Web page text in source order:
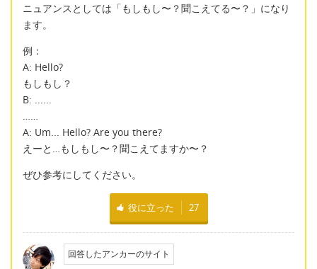
ニュアンスとしては「もしもし〜？聞こえてる〜？」になり
ます。
例：
A: Hello?
もしもし？
B: ......
……
A: Um... Hello? Are you there?
えーと…もしもし〜？聞こえてますか〜？
ぜひ参考にしてください。
役に立った 27
回答したアンカーのサイト